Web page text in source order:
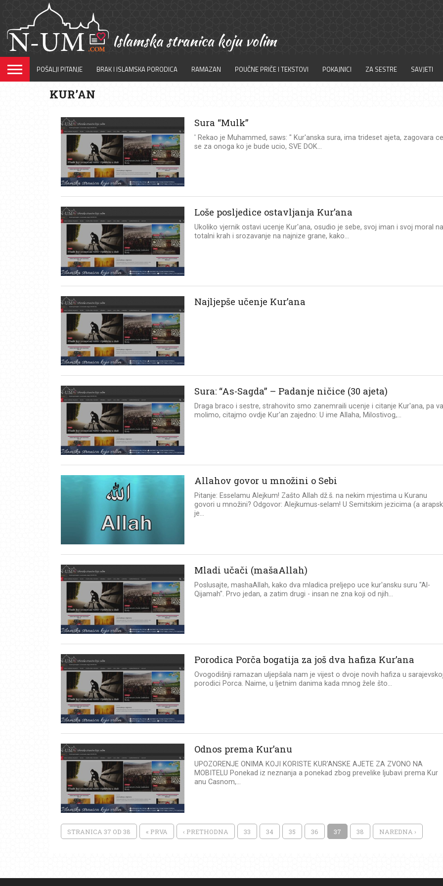
POŠALJI PITANJE BRAK I ISLAMSKA PORODICA RAMAZAN POUČNE PRIČE I TEKSTOVI POKAJNICI ZA SESTRE SAVJETI
KUR’AN
Sura “Mulk”
' Rekao je Muhammed, saws: " Kur'anska sura, ima trideset ajeta, zagovara
se za onoga ko je bude ucio, SVE DOK...
Loše posljedice ostavljanja Kur’ana
Ukoliko vjernik ostavi ucenje Kur'ana, osudio je sebe, svoj iman i svoj moral
totalni krah i srozavanje na najnize grane, kako...
Najljepše učenje Kur’ana
Sura: “As-Sagda” – Padanje ničice (30 ajeta)
Draga braco i sestre, strahovito smo zanemraili ucenje i citanje Kur'ana, pa
molimo, citajmo ovdje Kur'an zajedno: U ime Allaha, Milostivog,...
Allahov govor u množini o Sebi
Pitanje: Esselamu Alejkum! Zašto Allah dž.š. na nekim mjestima u Kuranu
govori u množini? Odgovor: Alejkumus-selam! U Semitskim jezicima (a
je...
Mladi učači (mašaAllah)
Poslusajte, mashaAllah, kako dva mladica preljepo uce kur'ansku suru "Al-
Qijamah". Prvo jedan, a zatim drugi - insan ne zna koji od njih...
Porodica Porča bogatija za još dva hafiza Kur’ana
Ovogodišnji ramazan uljepšala nam je vijest o dvoje novih hafiza u
porodici Porca. Naime, u ljetnim danima kada mnog žele što...
Odnos prema Kur’anu
UPOZORENJE ONIMA KOJI KORISTE KUR'ANSKE AJETE ZA ZVONO NA
MOBITELU Ponekad iz neznanja a ponekad zbog prevelike ljubavi prema Kur
anu Casnom,...
STRANICA 37 OD 38 « PRVA ‹ PRETHODNA 33 34 35 36 37 38 NAREDNA ›